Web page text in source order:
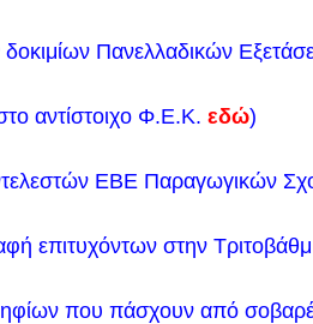
και τους Δήμους
για εισαγωγή ιδιωτών
της Ελληνικής
Πεύκης εκδόθηκε η
Αττικής κ. Γιώργο
δοκιμίων Πανελλαδικών
αντίστοιχο Φ.Ε.Κ. εδώ)
ΕΒΕ Παραγωγικών
επιτυχόντων στην
που πάσχουν από